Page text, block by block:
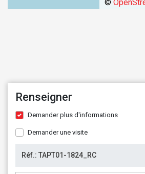
©
Renseigner
Demander plus d'informations
Demander une visite